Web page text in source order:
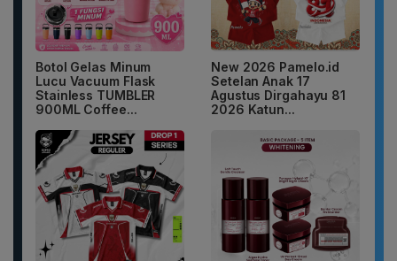
Botol Gelas Minum
Lucu Vacuum Flask
Stainless TUMBLER
900ML Coffee...
New 2026 Pamelo.id
Setelan Anak 17
Agustus Dirgahayu 81
2026 Katun...